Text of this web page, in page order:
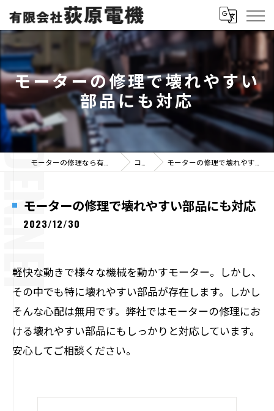
モーターの修理で壊れやすい
部品にも対応
コラム モーターの修理で壊れやすい部品にも対応
モーターの修理で壊れやすい部品にも対応
2023/12/30
軽快な動きで様々な機械を動かすモーター。しかし、
その中でも特に壊れやすい部品が存在します。しかし
そんな心配は無用です。弊社ではモーターの修理にお
ける壊れやすい部品にもしっかりと対応しています。
安心してご相談ください。